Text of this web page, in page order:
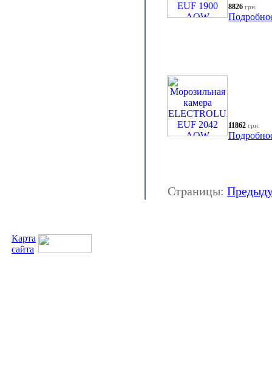
8826 грн.
11862 грн.
Страницы:
Карта
сайта